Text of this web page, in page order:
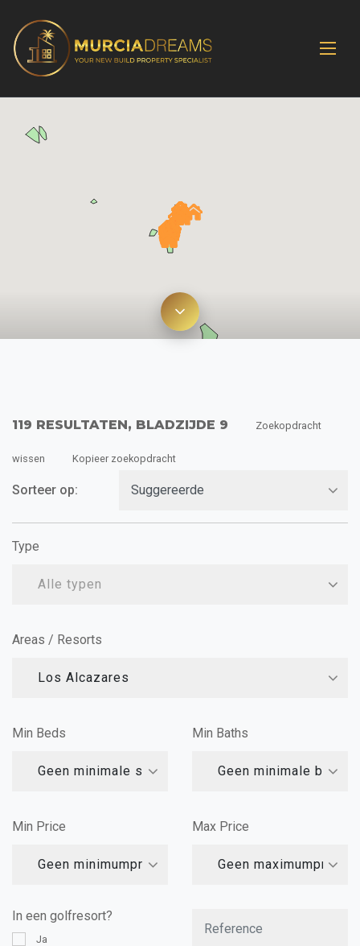
119 RESULTATEN, BLADZIJDE 9 Zoekopdracht
wissen Kopieer zoekopdracht
Sorteer op:
Type
Alle typen
Areas / Resorts
Los Alcazares
Min Beds
Geen minimale slaapkamers
Min Baths
Geen minimale
Min Price
Geen minimumprijs
Max Price
Geen maximumprijs
In een golfresort?
Ja